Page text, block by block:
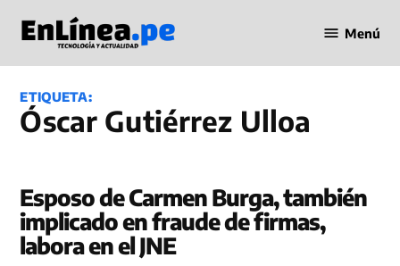
contenido
en Línea
Menú
ETIQUETA:
Óscar Gutiérrez Ulloa
Esposo de Carmen Burga, también
implicado en fraude de firmas,
labora en el JNE